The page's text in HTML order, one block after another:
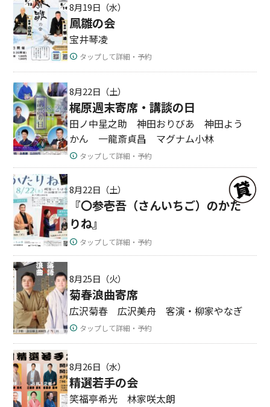
8月19日（水）
鳳雛の会
宝井琴凌
タップして詳細・予約
8月22日（土）
梶原週末寄席・講談の日
田ノ中星之助 神田おりびあ 神田よう
かん 一龍斎貞昌 マグナム小林
タップして詳細・予約
8月22日（土）
『〇参壱吾（さんいちご）のかた
りね』
タップして詳細・予約
8月25日（火）
菊春浪曲寄席
広沢菊春 広沢美舟 客演・柳家やなぎ
タップして詳細・予約
8月26日（水）
精選若手の会
笑福亭希光 林家咲太朗